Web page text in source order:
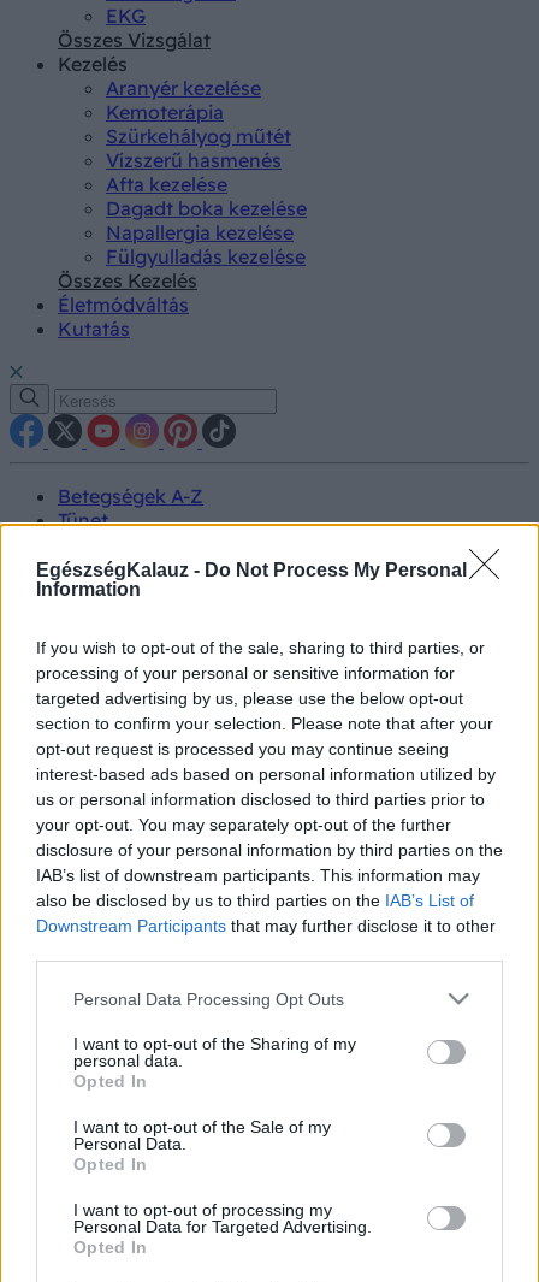
EgészségKalauz - Do Not Process My Personal
Information
If you wish to opt-out of the sale, sharing to third parties, or
processing of your personal or sensitive information for
targeted advertising by us, please use the below opt-out
section to confirm your selection. Please note that after your
opt-out request is processed you may continue seeing
interest-based ads based on personal information utilized by
us or personal information disclosed to third parties prior to
your opt-out. You may separately opt-out of the further
disclosure of your personal information by third parties on the
IAB’s list of downstream participants. This information may
also be disclosed by us to third parties on the IAB’s List of
Downstream Participants that may further disclose it to other
Please note that this website/app uses one or more Google
not limited to your visit or usage behaviour. You may click to
grant or deny consent to Google and its third-party tags to
use your data for below specified purposes in below Google
consent section.
Personal Data Processing Opt Outs
I want to opt-out of the Sharing of my
personal data.
Opted In
I want to opt-out of the Sale of my
Personal Data.
Opted In
I want to opt-out of processing my
Personal Data for Targeted Advertising.
Opted In
EKG
Összes Vizsgálat
Kezelés
Aranyér kezelése
Kemoterápia
Szürkehályog műtét
Vízszerű hasmenés
Afta kezelése
Dagadt boka kezelése
Napallergia kezelése
Fülgyulladás kezelése
Összes Kezelés
Életmódváltás
Kutatás
Betegségek A-Z
Tünet
Kezelés
Életmódváltás
Prevenció
Hírek
Videók
Kisállatok egészsége
#allergia #influenza#cukorbetegség
#orvosmeteorológia#vérnyomás#stroke#rákbetegség
#pajzsmirigy #reflux #ekcéma
#herpesz
Regisztráció
Orvosmeteorológia
Orvosmeteorológia